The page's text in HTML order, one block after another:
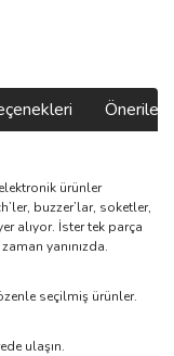
ürünler
buzzer’lar, soketler,
alıyor. İster tek parça
yanınızda.
seçilmiş ürünler.
ulaşın.